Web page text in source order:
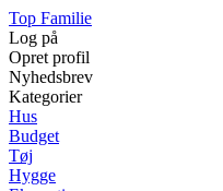
Top Familie
Log på
Opret profil
Nyhedsbrev
Kategorier
Hus
Budget
Tøj
Hygge